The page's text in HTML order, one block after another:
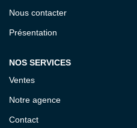
Nous contacter
Présentation
NOS SERVICES
Ventes
Notre agence
Contact